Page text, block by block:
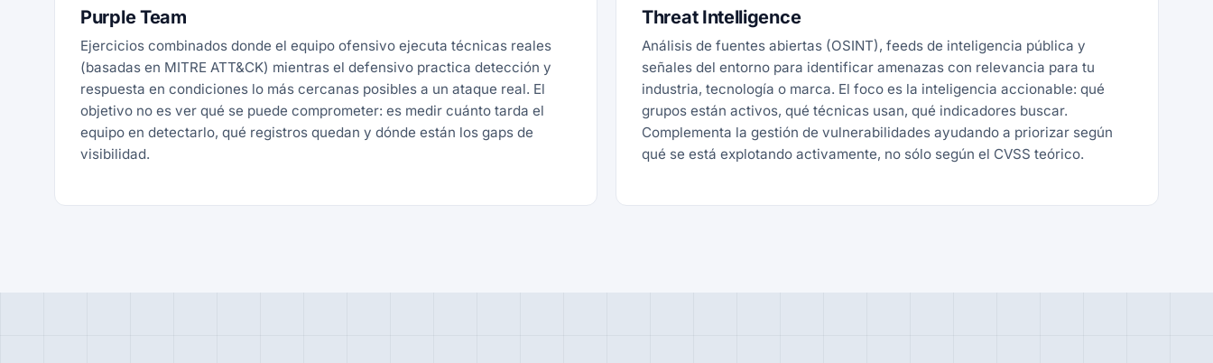
Purple Team
Ejercicios combinados donde el equipo ofensivo ejecuta técnicas reales
(basadas en MITRE ATT&CK) mientras el defensivo practica detección y
respuesta en condiciones lo más cercanas posibles a un ataque real. El
objetivo no es ver qué se puede comprometer: es medir cuánto tarda el
equipo en detectarlo, qué registros quedan y dónde están los gaps de
visibilidad.
Threat Intelligence
Análisis de fuentes abiertas (OSINT), feeds de inteligencia pública y
señales del entorno para identificar amenazas con relevancia para tu
industria, tecnología o marca. El foco es la inteligencia accionable: qué
grupos están activos, qué técnicas usan, qué indicadores buscar.
Complementa la gestión de vulnerabilidades ayudando a priorizar según
qué se está explotando activamente, no sólo según el CVSS teórico.